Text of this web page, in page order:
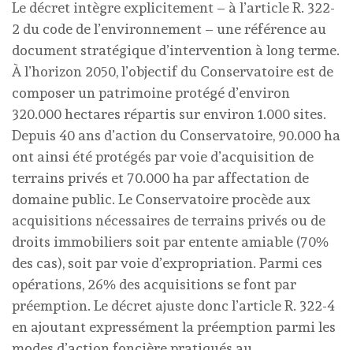
Le décret intègre explicitement – à l’article R. 322-
2 du code de l’environnement – une référence au
document stratégique d’intervention à long terme.
À l’horizon 2050, l’objectif du Conservatoire est de
composer un patrimoine protégé d’environ
320.000 hectares répartis sur environ 1.000 sites.
Depuis 40 ans d’action du Conservatoire, 90.000 ha
ont ainsi été protégés par voie d’acquisition de
terrains privés et 70.000 ha par affectation de
domaine public. Le Conservatoire procède aux
acquisitions nécessaires de terrains privés ou de
droits immobiliers soit par entente amiable (70%
des cas), soit par voie d’expropriation. Parmi ces
opérations, 26% des acquisitions se font par
préemption. Le décret ajuste donc l’article R. 322-4
en ajoutant expressément la préemption parmi les